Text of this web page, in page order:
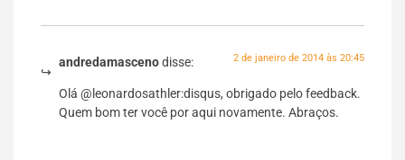
andredamascenodisse: 2 de janeiro de 2014 às 20:45
Olá @leonardosathler:disqus, obrigado pelo feedback.
Quem bom ter você por aqui novamente. Abraços.